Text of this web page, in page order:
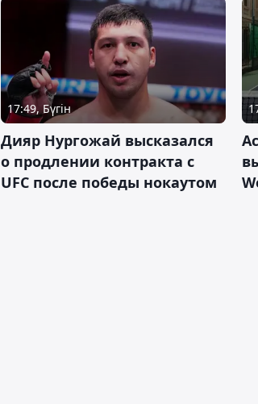
17:49, Бүгін
Дияр Нургожай высказался
о продлении контракта с
UFC после победы нокаутом